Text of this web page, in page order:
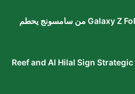
وسط إقبالٍ غير مسبوق، جهاز Galaxy Z Fold8 من سامسونج يحطم
Reef and Al Hilal Sign